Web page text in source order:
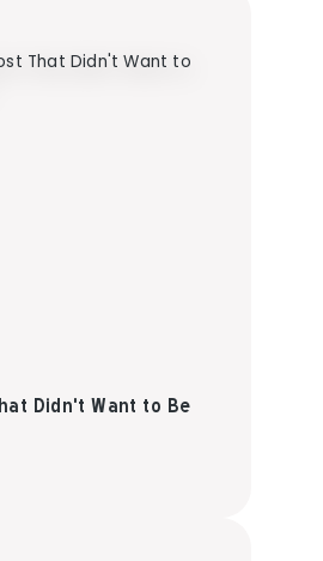
Didn't Want to Be